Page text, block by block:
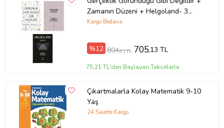
Zamanın Düzeni + Helgoland- 3
Kitap Set - Iş Bankası Özel Set
Kargo Bedava
%12 804,81 TL 705,13 TL
75,21 TL'den Başlayan Taksitlerle
Çıkartmalarla Kolay Matematik 9-10
Yaş
24 Saatte Kargo